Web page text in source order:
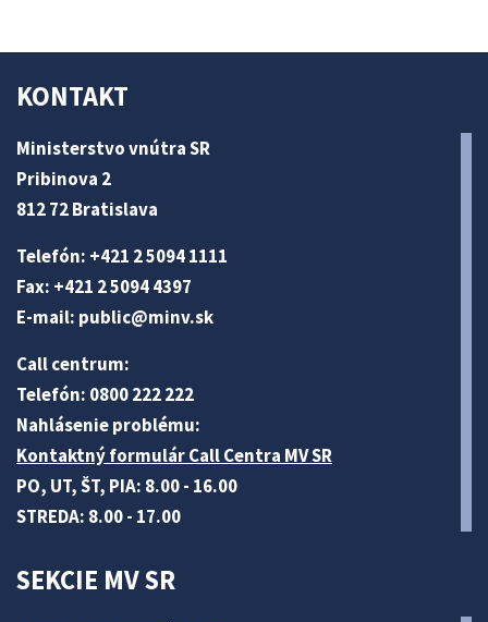
KONTAKT
Ministerstvo vnútra SR
Pribinova 2
812 72 Bratislava
Telefón: +421 2 5094 1111
Fax: +421 2 5094 4397
E-mail: public@minv.sk
Call centrum:
Telefón: 0800 222 222
Nahlásenie problému:
Kontaktný formulár Call Centra MV SR
PO, UT, ŠT, PIA: 8.00 - 16.00
STREDA: 8.00 - 17.00
SEKCIE MV SR